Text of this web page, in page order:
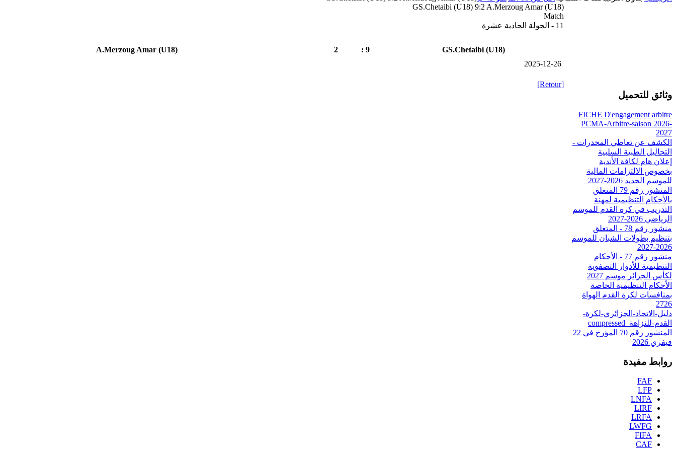
GS.Chetaibi (U18) 9:2 A.Merzoug Amar (U18)
Match
11 - الجولة الحادية عشرة
GS.Chetaibi (U18)
9 :
2
A.Merzoug Amar (U18)
2025-12-26
[Retour]
وثائق للتحميل
FICHE D'engagement arbitre
PCMA-Arbitre-saison 2026-
2027
الكشف عن تعاطي المخدرات -
التحاليل الطبية السلبية
إعلان هام لكافة الأندية
بخصوص الالتزامات المالية
للموسم الجديد 2026-2027_
المنشور رقم 79 المتعلق
بالأحكام التنظيمية لمهنة
التدريب في كرة القدم للموسم
الرياضي 2026-2027
منشور رقم 78 - المتعلق
بتنظيم بطولات الشبان للموسم
2026-2027
منشور رقم 77 - الأحكام
التنظيمية للأدوار التصفوية
لكأس الجزائر موسم 2027
الأحكام التنظيمية الخاصة
بمنافسات لكرة القدم الهواة
2726
دليل-الاتحاد-الجزائري-لكرة-
القدم-للنزاهة_compressed
المنشور رقم 70 المؤرخ في 22
فيفري 2026
روابط مفيدة
FAF
LFP
LNFA
LIRF
LRFA
LWFG
FIFA
CAF